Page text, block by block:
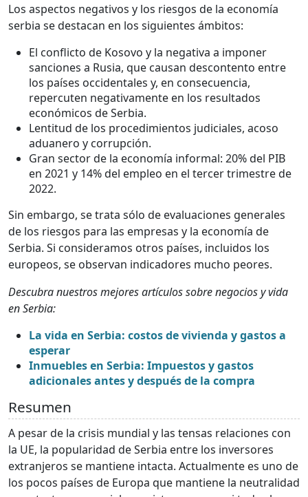
Los aspectos negativos y los riesgos de la economía
serbia se destacan en los siguientes ámbitos:
El conflicto de Kosovo y la negativa a imponer
sanciones a Rusia, que causan descontento entre
los países occidentales y, en consecuencia,
repercuten negativamente en los resultados
económicos de Serbia.
Lentitud de los procedimientos judiciales, acoso
aduanero y corrupción.
Gran sector de la economía informal: 20% del PIB
en 2021 y 14% del empleo en el tercer trimestre de
2022.
Sin embargo, se trata sólo de evaluaciones generales
de los riesgos para las empresas y la economía de
Serbia. Si consideramos otros países, incluidos los
europeos, se observan indicadores mucho peores.
Descubra nuestros mejores artículos sobre negocios y vida
en Serbia:
La vida en Serbia: costos de vivienda y gastos a
esperar
Inmuebles en Serbia: Impuestos y gastos
adicionales antes y después de la compra
Resumen
A pesar de la crisis mundial y las tensas relaciones con
la UE, la popularidad de Serbia entre los inversores
extranjeros se mantiene intacta. Actualmente es uno de
los pocos países de Europa que mantiene la neutralidad